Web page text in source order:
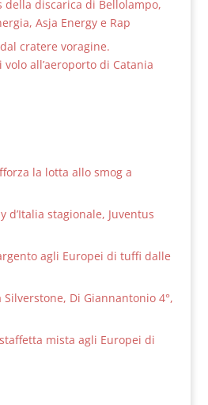
della discarica di Bellolampo,
Asja Energy e Rap
cratere voragine.
all’aeroporto di Catania
la lotta allo smog a
d’Italia stagionale, Juventus
agli Europei di tuffi dalle
Silverstone, Di Giannantonio 4°,
mista agli Europei di